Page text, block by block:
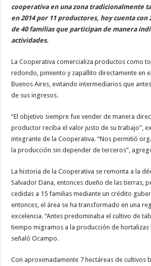
cooperativa en una zona tradicionalmente
en 2014 por 11 productores, hoy cuenta con
de 40 familias que participan de manera
actividades.
La Cooperativa comercializa productos como
redondo, pimiento y zapallito directamente en
Buenos Aires, evitando intermediarios que
de sus ingresos.
“El objetivo siempre fue vender de manera
productor reciba el valor justo de su trabajo”,
integrante de la Cooperativa. “Nos permitió
la producción sin depender de terceros”,
La historia de la Cooperativa se remonta a la
Salvador Dana, entonces dueño de las tierras,
cedidas a 15 familias mediante un crédito
entonces, el área se ha transformado en una
excelencia. “Antes predominaba el cultivo de
tiempo migramos a la producción de hortalizas
señaló Ocampo.
Con aproximadamente 7 hectáreas de cultivos